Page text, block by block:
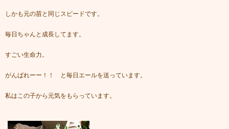
しかも元の苗と同じスピードです。
毎日ちゃんと成長してます。
すごい生命力。
がんばれーー！！ と毎日エールを送っています。
私はこの子から元気をもらっています。